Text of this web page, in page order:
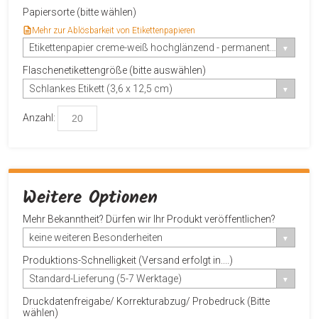
Papiersorte (bitte wählen)
Mehr zur Ablösbarkeit von Etikettenpapieren
Flaschenetikettengröße (bitte auswählen)
Schlankes Etikett (3,6 x 12,5 cm)
Anzahl:
Weitere Optionen
Mehr Bekanntheit? Dürfen wir Ihr Produkt veröffentlichen?
keine weiteren Besonderheiten
Produktions-Schnelligkeit (Versand erfolgt in....)
Standard-Lieferung (5-7 Werktage)
Druckdatenfreigabe/ Korrekturabzug/ Probedruck (Bitte
wählen)